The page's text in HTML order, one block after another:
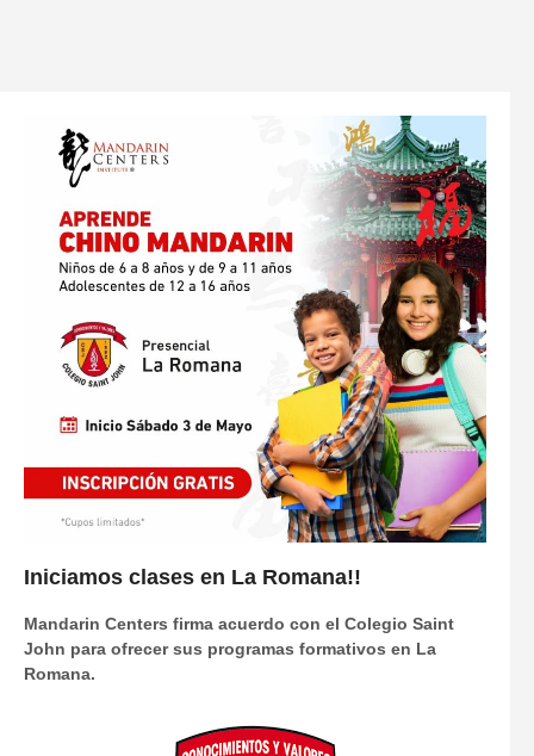
Iniciamos clases en La Romana!!
Mandarin Centers firma acuerdo con el Colegio Saint
John para ofrecer sus programas formativos en La
Romana.